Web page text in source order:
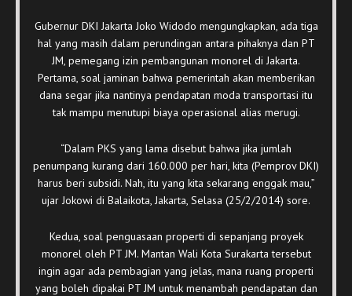
Gubernur DKI Jakarta Joko Widodo mengungkapkan, ada tiga
hal yang masih dalam perundingan antara pihaknya dan PT
JM, pemegang izin pembangunan monorel di Jakarta.
Pertama, soal jaminan bahwa pemerintah akan memberikan
dana segar jika nantinya pendapatan moda transportasi itu
tak mampu menutupi biaya operasional alias merugi.
“Dalam PKS yang lama disebut bahwa jika jumlah
penumpang kurang dari 160.000 per hari, kita (Pemprov DKI)
harus beri subsidi. Nah, itu yang kita sekarang enggak mau,”
ujar Jokowi di Balaikota, Jakarta, Selasa (25/2/2014) sore.
Kedua, soal penguasaan properti di sepanjang proyek
monorel oleh PT JM. Mantan Wali Kota Surakarta tersebut
ingin agar ada pembagian yang jelas, mana ruang properti
yang boleh dipakai PT JM untuk menambah pendapatan dan